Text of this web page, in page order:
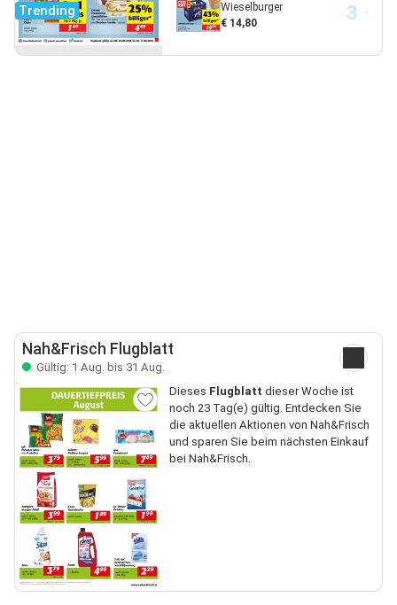
Trending
Wieselburger
€ 14,80
Nah&Frisch Flugblatt
Gültig: 1 Aug. bis 31 Aug.
Dieses Flugblatt dieser Woche ist
noch 23 Tag(e) gültig. Entdecken Sie
die aktuellen Aktionen von Nah&Frisch
und sparen Sie beim nächsten Einkauf
bei Nah&Frisch.